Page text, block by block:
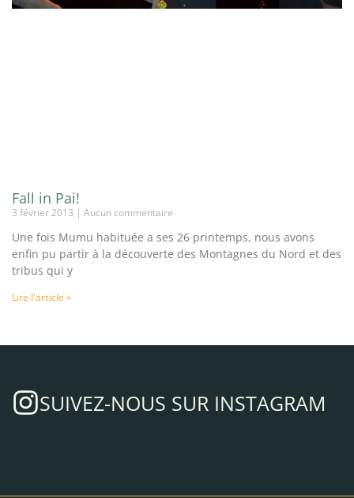
Fall in Pai!
3 février 2013 Aucun commentaire
Une fois Mumu habituée a ses 26 printemps, nous avons
enfin pu partir à la découverte des Montagnes du Nord et des
tribus qui y
Lire l'article »
SUIVEZ-NOUS SUR INSTAGRAM